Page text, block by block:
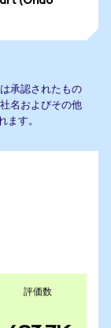
承認されたもの
名およびその他
ます。
評価数